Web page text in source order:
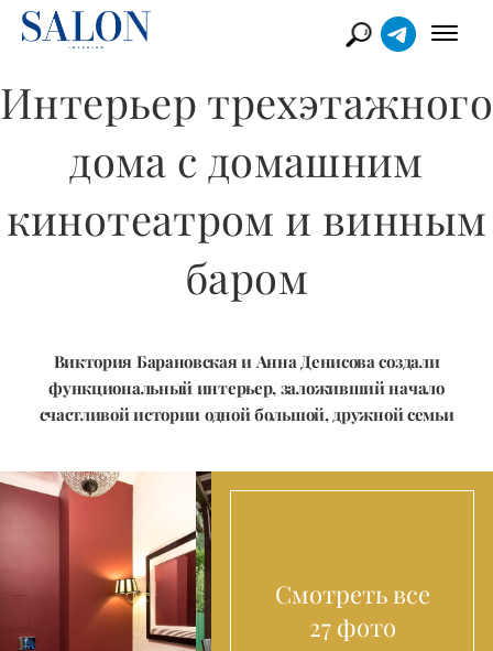
Интерьер трехэтажного
дома с домашним
кинотеатром и винным
баром
Виктория Барановская и Анна Денисова создали
функциональный интерьер, заложивший начало
счастливой истории одной большой, дружной семьи
Смотреть все
27 фото